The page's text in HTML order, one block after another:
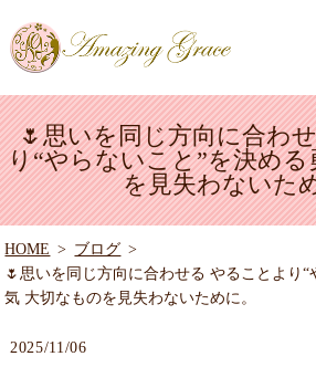
🌷思いを同じ方向に合わ
り“やらないこと”を決め
を見失わないた
HOME
ブログ
🌷思いを同じ方向に合わせる やることより“
気 大切なものを見失わないために。
2025/11/06